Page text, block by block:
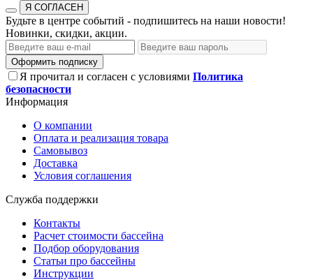
Я СОГЛАСЕН
Будьте в центре событий - подпишитесь на наши новости!
Новинки, скидки, акции.
Оформить подписку
Я прочитал и согласен с условиями Политика
безопасности
Информация
О компании
Оплата и реализация товара
Самовывоз
Доставка
Условия соглашения
Служба поддержки
Контакты
Расчет стоимости бассейна
Подбор оборудования
Статьи про бассейны
Инструкции